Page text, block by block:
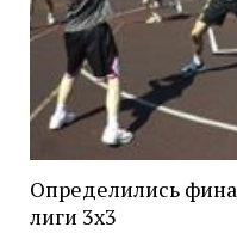
Определились
лиги 3х3